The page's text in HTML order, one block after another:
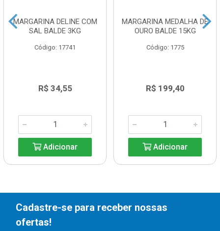
MARGARINA DELINE COM
SAL BALDE 3KG
Código: 17741
R$ 34,55
Adicionar
MARGARINA MEDALHA DE
OURO BALDE 15KG
Código: 1775
R$ 199,40
Adicionar
Cadastre-se para receber nossas
ofertas!